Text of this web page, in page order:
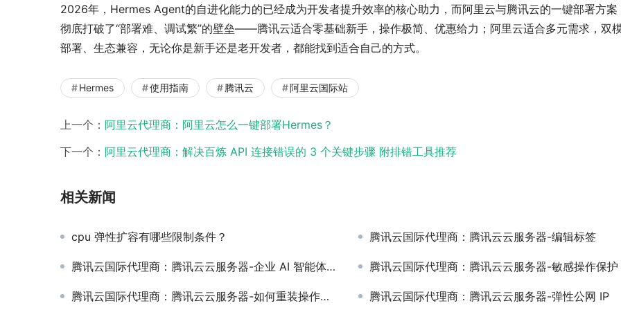
2026年，Hermes Agent的自进化能力的已经成为开发者提升效率的核心助力，而阿里云与腾讯云的一键部署方案
彻底打破了“部署难、调试繁”的壁垒——腾讯云适合零基础新手，操作极简、优惠给力；阿里云适合多元需求，双
部署、生态兼容，无论你是新手还是老开发者，都能找到适合自己的方式。
Hermes 使用指南 腾讯云 阿里云国际站
上一个： 阿里云代理商：阿里云怎么一键部署Hermes？
下一个： 阿里云代理商：解决百炼 API 连接错误的 3 个关键步骤 附排错工具推荐
相关新闻
cpu 弹性扩容有哪些限制条件？ 腾讯云国际代理商：腾讯云云服务器-编辑标签
腾讯云国际代理商：腾讯云云服务器-企业 AI 智能体管控台 ClawPro 接入飞书指南 腾讯云国际代理商：腾讯云云服务器-敏感操作保护
腾讯云国际代理商：腾讯云云服务器-如何重装操作系统？ 腾讯云国际代理商：腾讯云云服务器-弹性公网 IP